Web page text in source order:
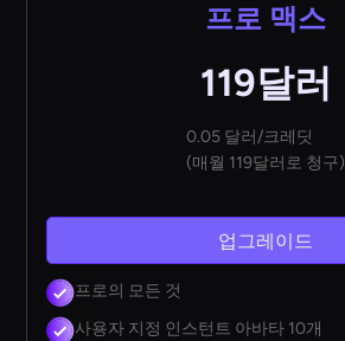
프로 맥스
119달러
0.05 달러/크레딧
(매월 119달러로 청구)
업그레이드
프로의 모든 것
사용자 지정 인스턴트 아바타 10개